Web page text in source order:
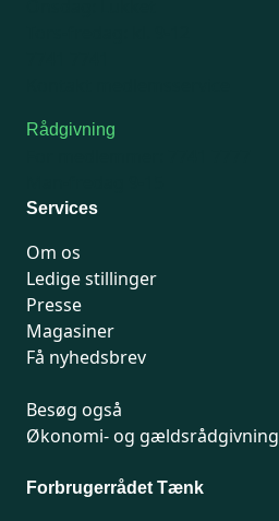
Rådgivning
Services
Om os
Ledige stillinger
Presse
Magasiner
Få nyhedsbrev
Besøg også
Økonomi- og gældsrådgivning
Forbrugerrådet Tænk